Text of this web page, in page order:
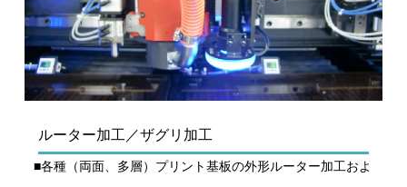
ルーター加工／ザグリ加工
■各種（両面、多層）プリント基板の外形ルーター加工およ